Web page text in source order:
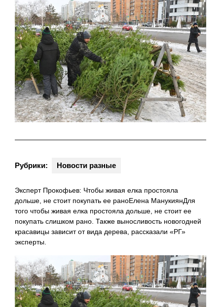
Рубрики: Новости разные
Эксперт Прокофьев: Чтобы живая елка простояла
дольше, не стоит покупать ее раноЕлена МанукиянДля
того чтобы живая елка простояла дольше, не стоит ее
покупать слишком рано. Также выносливость новогодней
красавицы зависит от вида дерева, рассказали «РГ»
эксперты.